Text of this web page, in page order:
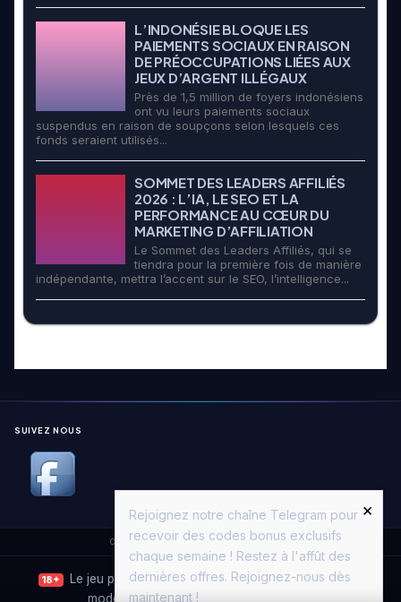
L’INDONÉSIE BLOQUE LES
PAIEMENTS SOCIAUX EN RAISON
DE PRÉOCCUPATIONS LIÉES AUX
JEUX D’ARGENT ILLÉGAUX
Près de 1,5 million de foyers indonésiens
ont vu leurs paiements sociaux
suspendus en raison de soupçons selon lesquels ces
fonds seraient utilisés...
SOMMET DES LEADERS AFFILIÉS
2026 : L’IA, LE SEO ET LA
PERFORMANCE AU CŒUR DU
MARKETING D’AFFILIATION
Le Sommet des Leaders Affiliés, qui se
tiendra pour la première fois de manière
indépendante, mettra l’accent sur le SEO, l’intelligence...
SUIVEZ NOUS
Copyright © 2026. All Rights Reserved. Casino Moon
Rejoignez notre chaîne Telegram pour
recevoir des codes bonus exclusifs
chaque semaine ! Restez à l'affût des
dernières offres. Rejoignez-nous dès
maintenant !
×
18+
Le jeu peut entraîner une dépendance. Jouez avec
modération.Joueurs Info Service